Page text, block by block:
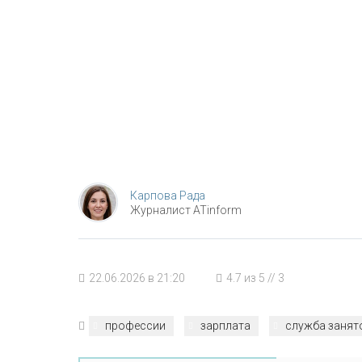
Карпова Рада
Журналист ATinform
22.06.2026 в 21:20 4.7 из 5 // 3
профессии зарплата служба